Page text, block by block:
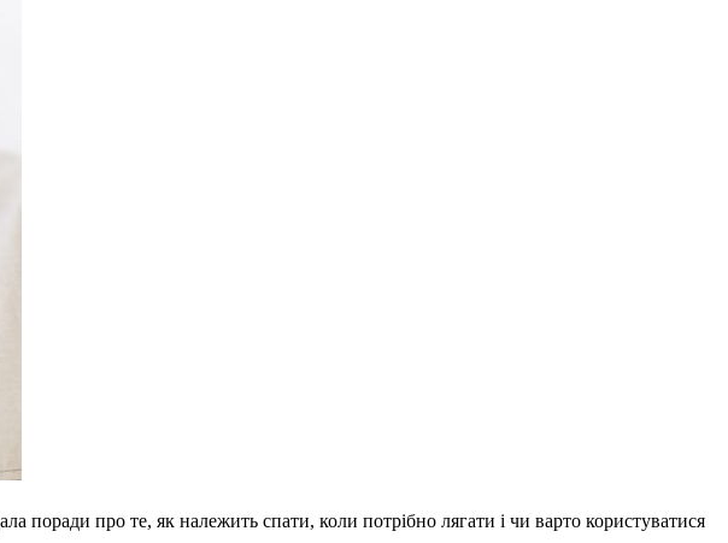
поради про те, як належить спати, коли потрібно лягати і чи варто користуватися